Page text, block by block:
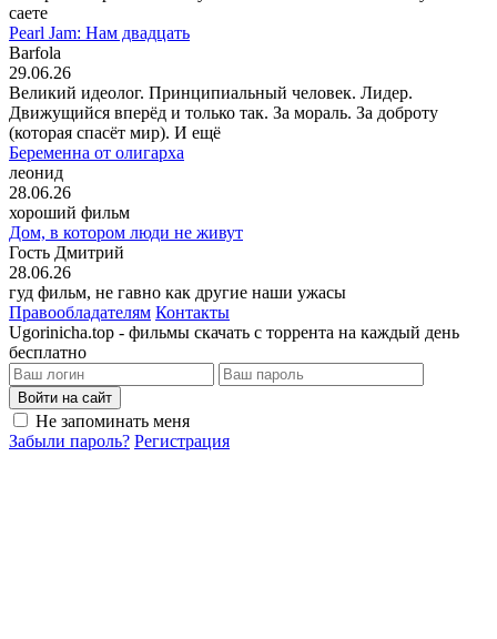
саете
Pearl Jam: Нам двадцать
Barfola
29.06.26
Великий идеолог. Принципиальный человек. Лидер.
Движущийся вперёд и только так. За мораль. За доброту
(которая спасёт мир). И ещё
Беременна от олигарха
леонид
28.06.26
хороший фильм
Дом, в котором люди не живут
Гость Дмитрий
28.06.26
гуд фильм, не гавно как другие наши ужасы
Правообладателям Контакты
Ugorinicha.top - фильмы скачать с торрента на каждый день
бесплатно
Войти на сайт
Не запоминать меня
Забыли пароль? Регистрация